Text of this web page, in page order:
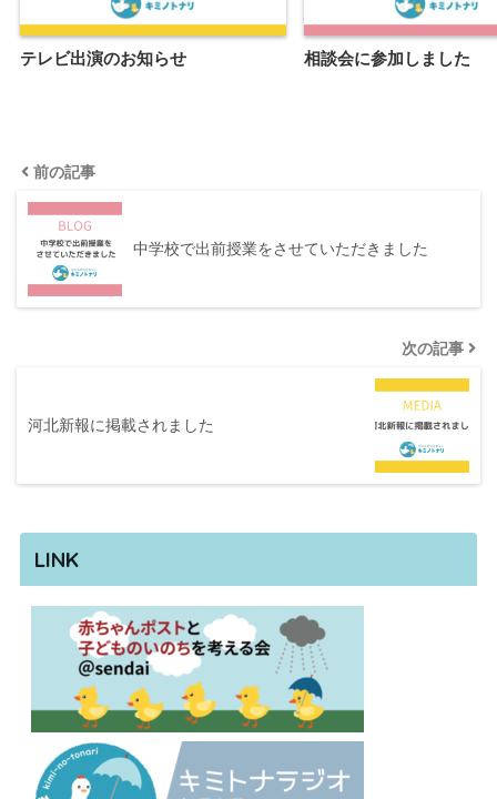
テレビ出演のお知らせ 相談会に参加しました
前の記事
中学校で出前授業をさせていただきました
次の記事
河北新報に掲載されました
LINK